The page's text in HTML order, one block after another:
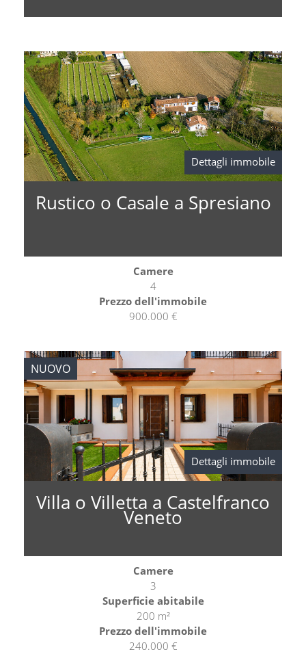
Dettagli immobile
Rustico o Casale a Spresiano
Camere
4
Prezzo dell'immobile
900.000 €
NUOVO
Dettagli immobile
Villa o Villetta a Castelfranco
Veneto
Camere
3
Superficie abitabile
200 m²
Prezzo dell'immobile
240.000 €